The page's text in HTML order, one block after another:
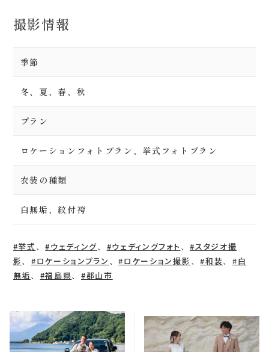
撮影情報
季節
冬、夏、春、秋
プラン
ロケーションフォトプラン、挙式フォトプラン
衣装の種類
白無垢、紋付袴
#挙式 、#ウェディング、 #ウェディングフォト 、#スタジオ撮
影、 #ロケーションプラン 、#ロケーション撮影 、#和装、 #白
無垢、 #福島県、 #郡山市